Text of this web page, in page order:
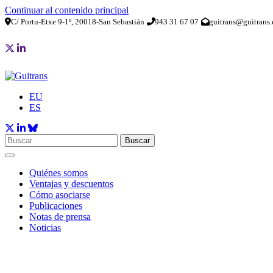
Continuar al contenido principal
C/ Portu-Etxe 9-1º, 20018-San Sebastián 943 31 67 07
EU
ES
Buscar
Quiénes somos
Ventajas y descuentos
Cómo asociarse
Publicaciones
Notas de prensa
Noticias